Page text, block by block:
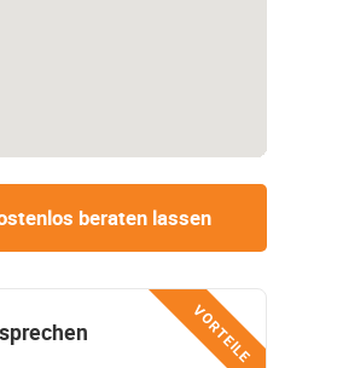
beraten lassen
VORTEILE